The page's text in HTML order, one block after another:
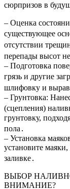
сюрпризов в
– Оценка
существующее
отсутствии
перепады высот
– Подготовка
грязь и другие
шлифовку и
– Грунтовка:
(сцепления)
грунтовку,
пола․
– Установка
установите
заливке․
ВЫБОР
ВНИМАНИЕ?